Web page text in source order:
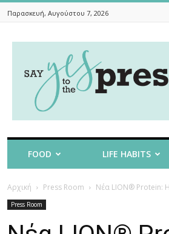
Παρασκευή, Αυγούστου 7, 2026
To
The
FOOD LIFE HABITS
Αρχική Press Room Νέα LION® Protein:
Press Room